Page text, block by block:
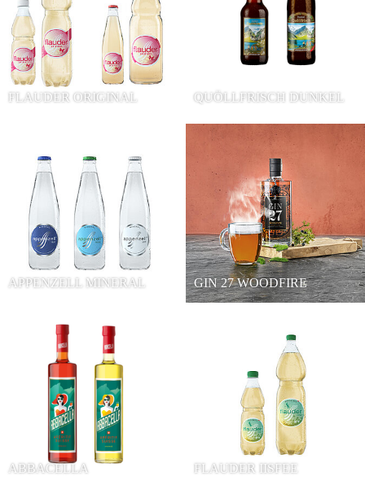
FLAUDER ORIGINAL QUÖLLFRISCH DUNKEL
APPENZELL MINERAL GIN 27 WOODFIRE
ABBACELLA FLAUDER IISFEE